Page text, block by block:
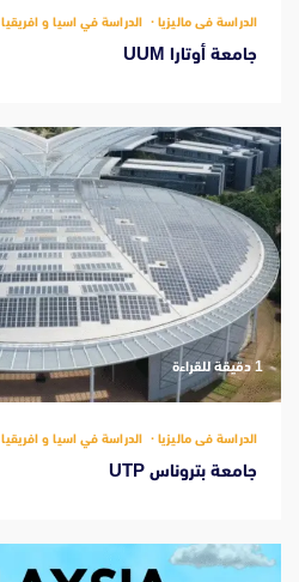
الدراسة فى ماليزيا الدراسة في اسيا و افريقيا
جامعة أوتارا UUM
‫1 دقيقة للقراءة
الدراسة فى ماليزيا الدراسة في اسيا و افريقيا
جامعة بتروناس UTP